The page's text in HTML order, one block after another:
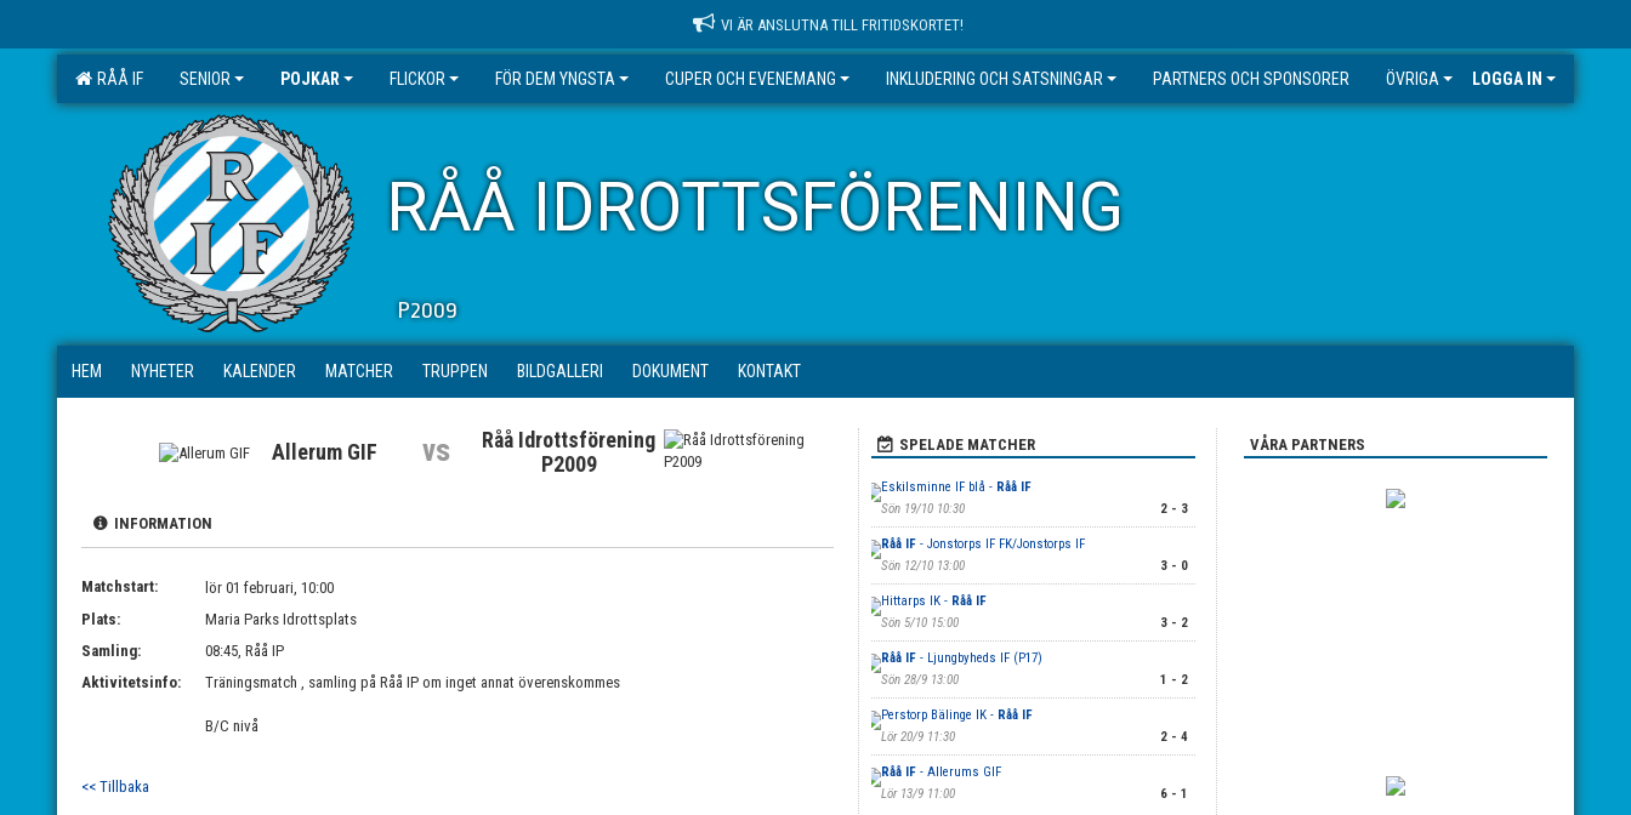
VI ÄR ANSLUTNA TILL FRITIDSKORTET!
RÅÅ IF SENIOR POJKAR FLICKOR FÖR DEM YNGSTA CUPER OCH EVENEMANG INKLUDERING OCH SATSNINGAR PARTNERS OCH SPONSORER ÖVRIGA LOGGA IN
RÅÅ IDROTTSFÖRENING
P2009
HEM NYHETER KALENDER MATCHER TRUPPEN BILDGALLERI DOKUMENT KONTAKT
Allerum GIF vs
Råå Idrottsförening
P2009
INFORMATION
Matchstart:
lör 01 februari, 10:00
Plats:
Maria Parks Idrottsplats
Samling:
08:45, Råå IP
Aktivitetsinfo:
Träningsmatch , samling på Råå IP om inget annat överenskommes
B/C nivå
<< Tillbaka
SPELADE MATCHER
Eskilsminne IF blå - Råå IF
Sön 19/10 10:30
2 - 3
Råå IF- Jonstorps IF FK/Jonstorps IF
Sön 12/10 13:00
3 - 0
Hittarps IK - Råå IF
Sön 5/10 15:00
3 - 2
Råå IF- Ljungbyheds IF (P17)
Sön 28/9 13:00
1 - 2
Perstorp Bälinge IK - Råå IF
Lör 20/9 11:30
2 - 4
Råå IF- Allerums GIF
Lör 13/9 11:00
6 - 1
VÅRA PARTNERS